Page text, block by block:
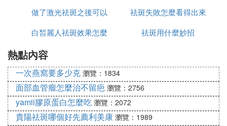
品，那麼你不妨看一下用戶者的評價，評價越好的產
品意味著此款產品相對不錯。
③、看價格。俗話說的好，貨比三家，多挑挑，多看
看，你可能會挑選出一款性價比比較好的仔皮、自己
又比較滿意的美容機器。
以上就是我為大家總結的有關美容機器的一些知識，
多多少少會給大家提供一些幫助吧，如如爛果你有更
眾聽過美萊
做了激光祛斑之後可以
吃什麼
祛斑失敗怎麼看得出來
白皙麗人祛斑效果怎麼
祛斑用什麼妙招
熱點內容
一次燕窩要多少克 瀏覽：1834
面部血管瘤怎麼治不留疤 瀏覽：2756
yamii膠原蛋白怎麼吃 瀏覽：2072
貴陽祛斑哪個好先薦利美康 瀏覽：1989